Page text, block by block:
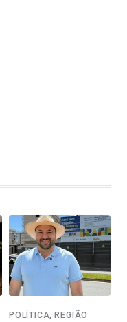
POLÍTICA,REGIÃO